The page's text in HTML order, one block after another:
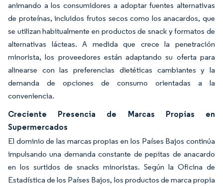
animando a los consumidores a adoptar fuentes alternativas
de proteínas, incluidos frutos secos como los anacardos, que
se utilizan habitualmente en productos de snack y formatos de
alternativas lácteas. A medida que crece la penetración
minorista, los proveedores están adaptando su oferta para
alinearse con las preferencias dietéticas cambiantes y la
demanda de opciones de consumo orientadas a la
conveniencia.
Creciente Presencia de Marcas Propias en
Supermercados
El dominio de las marcas propias en los Países Bajos continúa
impulsando una demanda constante de pepitas de anacardo
en los surtidos de snacks minoristas. Según la Oficina de
Estadística de los Países Bajos, los productos de marca propia